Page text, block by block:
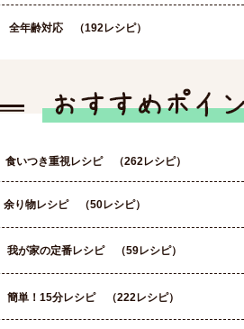
全年齢対応 （192レシピ）
食いつき重視レシピ （262レシピ）
余り物レシピ （50レシピ）
我が家の定番レシピ （59レシピ）
簡単！15分レシピ （222レシピ）